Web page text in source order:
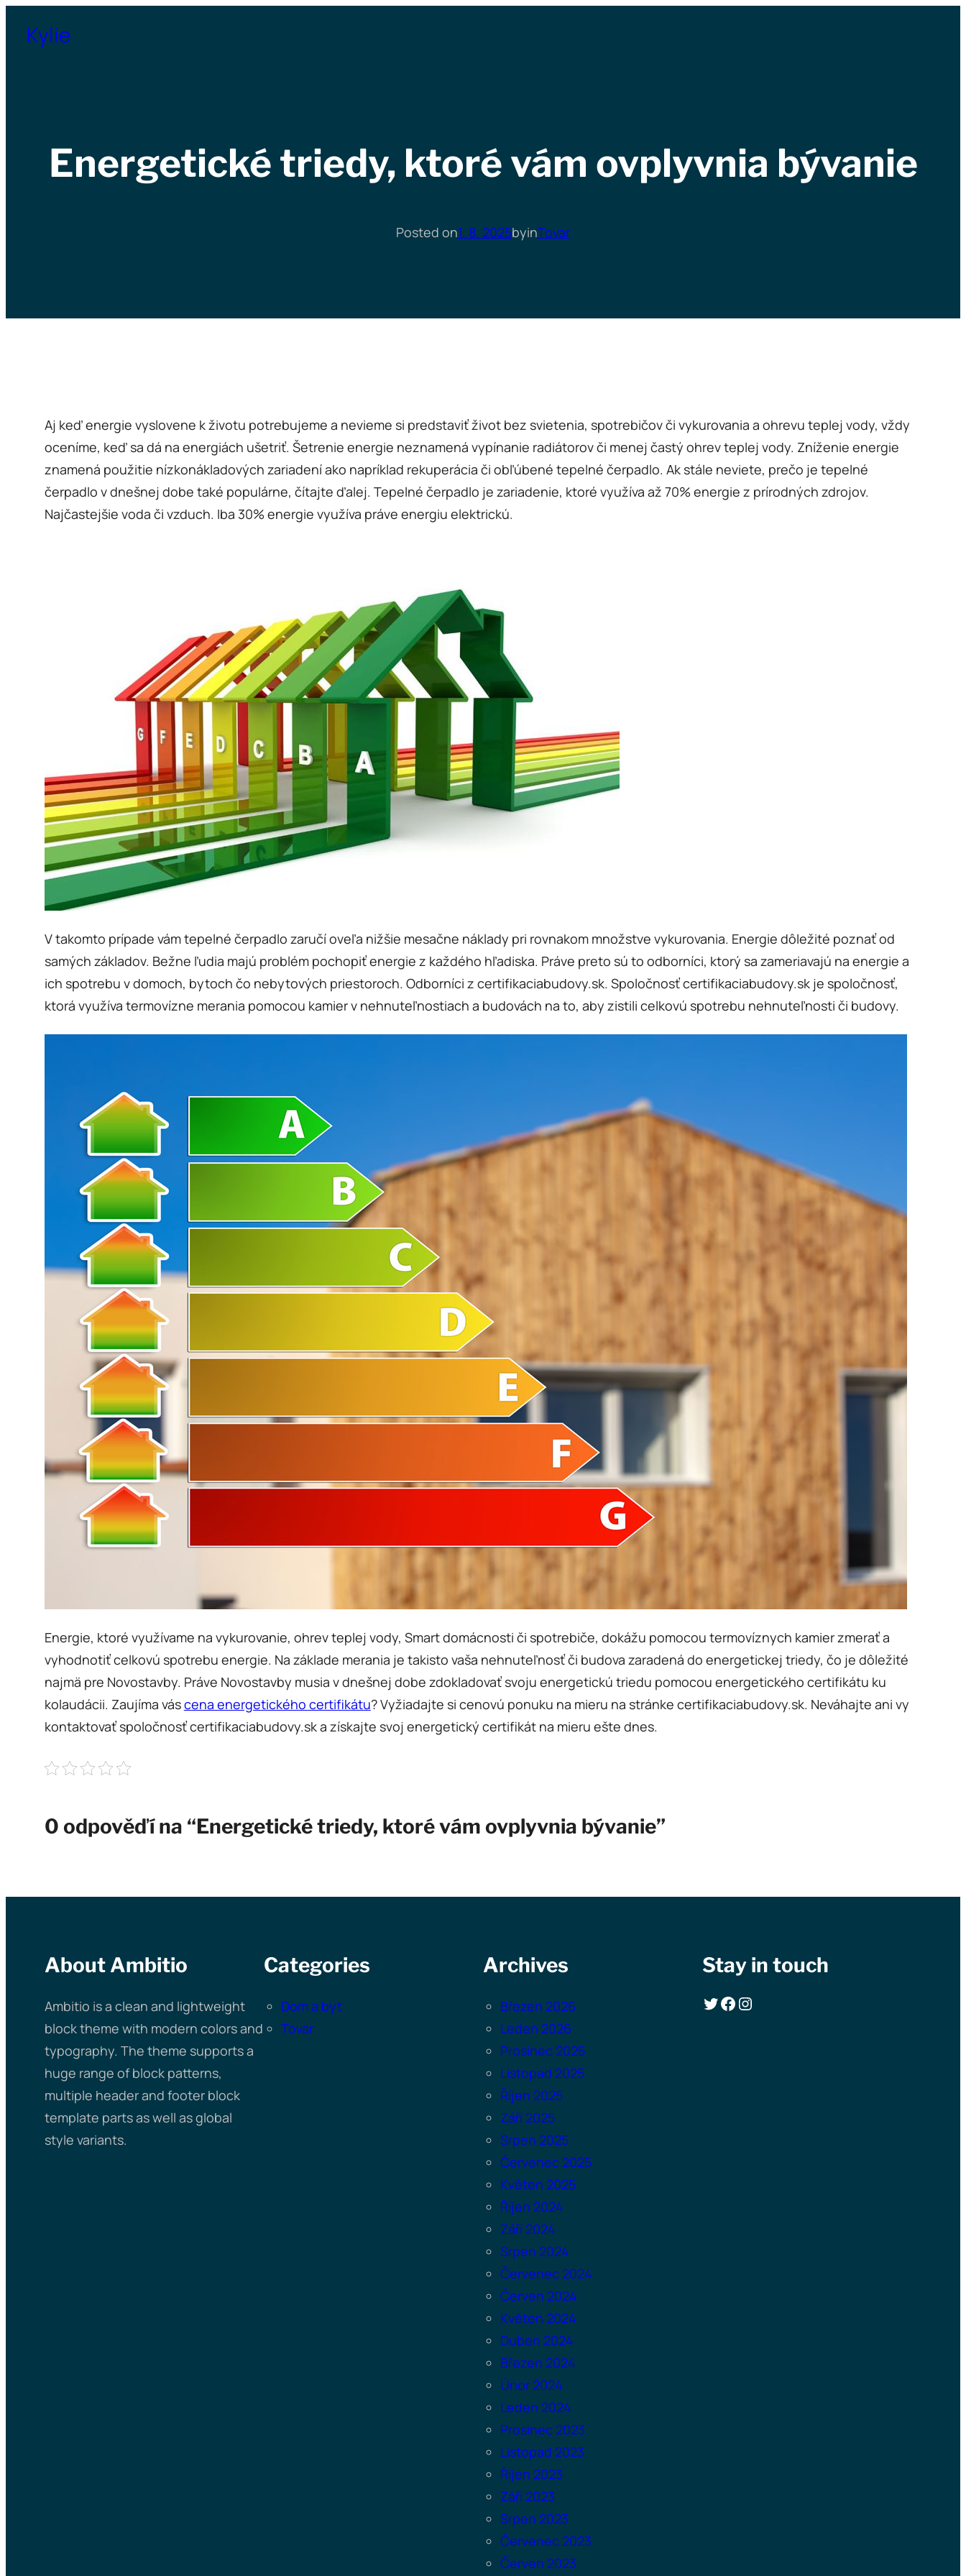
Kylie
Energetické triedy, ktoré vám ovplyvnia bývanie
Posted on1. 8. 2025byinTovar
Aj keď energie vyslovene k životu potrebujeme a nevieme si predstaviť život bez svietenia, spotrebičov či vykurovania a ohrevu teplej vody, vždy
oceníme, keď sa dá na energiách ušetriť. Šetrenie energie neznamená vypínanie radiátorov či menej častý ohrev teplej vody. Zníženie energie
znamená použitie nízkonákladových zariadení ako napríklad rekuperácia či obľúbené tepelné čerpadlo. Ak stále neviete, prečo je tepelné
čerpadlo v dnešnej dobe také populárne, čítajte ďalej. Tepelné čerpadlo je zariadenie, ktoré využíva až 70% energie z prírodných zdrojov.
Najčastejšie voda či vzduch. Iba 30% energie využíva práve energiu elektrickú.
V takomto prípade vám tepelné čerpadlo zaručí oveľa nižšie mesačne náklady pri rovnakom množstve vykurovania. Energie dôležité poznať od
samých základov. Bežne ľudia majú problém pochopiť energie z každého hľadiska. Práve preto sú to odborníci, ktorý sa zameriavajú na energie a
ich spotrebu v domoch, bytoch čo nebytových priestoroch. Odborníci z certifikaciabudovy.sk. Spoločnosť certifikaciabudovy.sk je spoločnosť,
ktorá využíva termovízne merania pomocou kamier v nehnuteľnostiach a budovách na to, aby zistili celkovú spotrebu nehnuteľnosti či budovy.
Energie, ktoré využívame na vykurovanie, ohrev teplej vody, Smart domácnosti či spotrebiče, dokážu pomocou termovíznych kamier zmerať a
vyhodnotiť celkovú spotrebu energie. Na základe merania je takisto vaša nehnuteľnosť či budova zaradená do energetickej triedy, čo je dôležité
najmä pre Novostavby. Práve Novostavby musia v dnešnej dobe zdokladovať svoju energetickú triedu pomocou energetického certifikátu ku
kolaudácii. Zaujíma váscena energetického certifikátu? Vyžiadajte si cenovú ponuku na mieru na stránke certifikaciabudovy.sk. Neváhajte ani vy
kontaktovať spoločnosť certifikaciabudovy.sk a získajte svoj energetický certifikát na mieru ešte dnes.
0 odpověďí na “Energetické triedy, ktoré vám ovplyvnia bývanie”
About Ambitio
Ambitio is a clean and lightweight
block theme with modern colors and
typography. The theme supports a
huge range of block patterns,
multiple header and footer block
template parts as well as global
style variants.
Categories
Dom a byt
Tovar
Archives
Březen 2026
Leden 2026
Prosinec 2025
Listopad 2025
Říjen 2025
Září 2025
Srpen 2025
Červenec 2025
Květen 2025
Říjen 2024
Září 2024
Srpen 2024
Červenec 2024
Červen 2024
Květen 2024
Duben 2024
Březen 2024
Únor 2024
Leden 2024
Prosinec 2023
Listopad 2023
Říjen 2023
Září 2023
Srpen 2023
Červenec 2023
Červen 2023
Stay in touch
Twitter Facebook Instagram